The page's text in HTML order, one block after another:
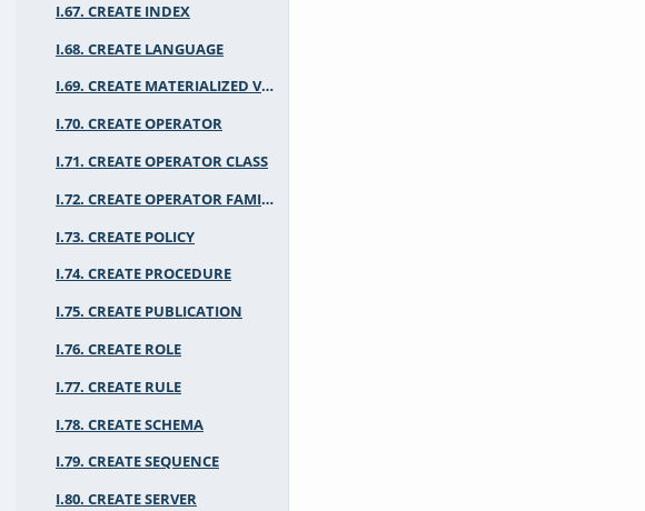
I.67. CREATE INDEX
I.68. CREATE LANGUAGE
I.69. CREATE MATERIALIZED VIEW
I.70. CREATE OPERATOR
I.71. CREATE OPERATOR CLASS
I.72. CREATE OPERATOR FAMILY
I.73. CREATE POLICY
I.74. CREATE PROCEDURE
I.75. CREATE PUBLICATION
I.76. CREATE ROLE
I.77. CREATE RULE
I.78. CREATE SCHEMA
I.79. CREATE SEQUENCE
I.80. CREATE SERVER